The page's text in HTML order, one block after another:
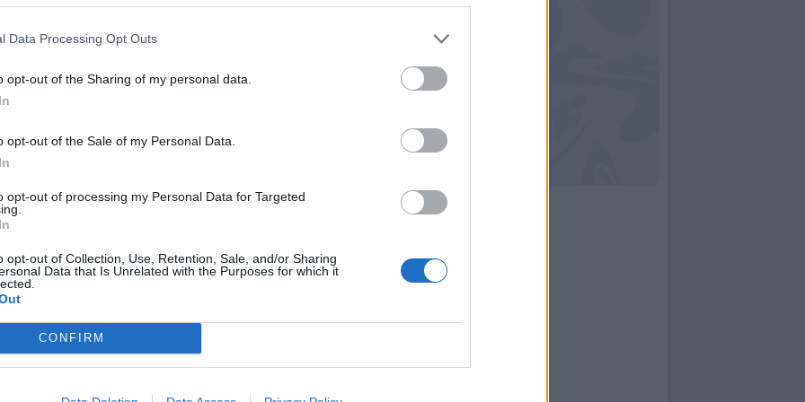
Data Processing Opt Outs
opt-out of the Sharing of my personal data.
opt-out of the Sale of my Personal Data.
opt-out of processing my Personal Data for Targeted
opt-out of Collection, Use, Retention, Sale, and/or Sharing
Data that Is Unrelated with the Purposes for which it
CONFIRM
penso soltanto alla Coppa del Mondo. È
internazionale, un torneo che ho sempre
concentrato esclusivamente su questo.
e vedremo che cosa accadrà".
sempre pronto per il ct e per la squadra.
parecchio, è vero, ma oggi abbiamo un
Ci saranno molte partite e spero
ma la priorità è essere utile".
che ero e provo un enorme orgoglio.
del 2018, da ragazzo: ero sugli Champs-
in macchina dopo la vittoria della
a casa, in Germania, e guardai la finale in
legati alla nazionale. Ne parlo spesso con la